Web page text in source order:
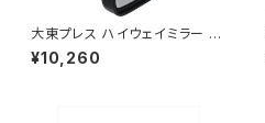
大東プレス ハイウェイミラー R1
¥10,260